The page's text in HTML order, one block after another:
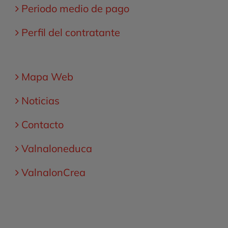
Periodo medio de pago
Perfil del contratante
Mapa Web
Noticias
Contacto
Valnaloneduca
ValnalonCrea